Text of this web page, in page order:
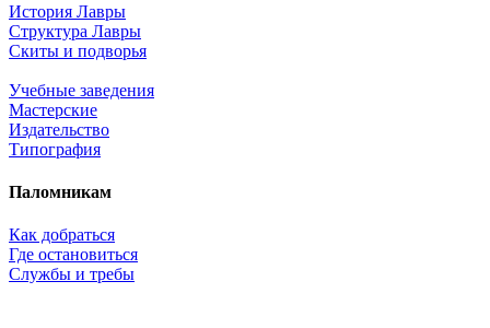
История Лавры
Структура Лавры
Скиты и подворья
Учебные заведения
Мастерские
Издательство
Типография
Паломникам
Как добраться
Где остановиться
Службы и требы